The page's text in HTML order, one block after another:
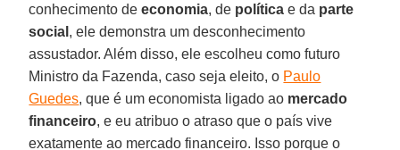
conhecimento deeconomia, de política e da parte
social , ele demonstra um desconhecimento
assustador. Além disso, ele escolheu como futuro
Ministro da Fazenda, caso seja eleito, o Paulo
Guedes, que é um economista ligado ao mercado
financeiro, e eu atribuo o atraso que o país vive
exatamente ao mercado financeiro. Isso porque o